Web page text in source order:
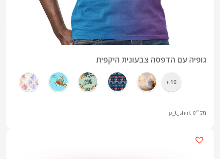
גופיה עם הדפסה צבעונית היקפית
10+
מק״טp_t_shirt